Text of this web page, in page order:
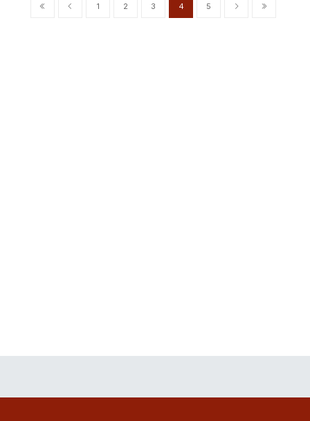
1 2 3 4 5